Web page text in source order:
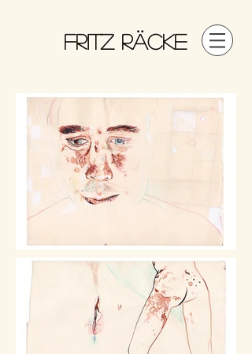
FRITZ RÄCKE